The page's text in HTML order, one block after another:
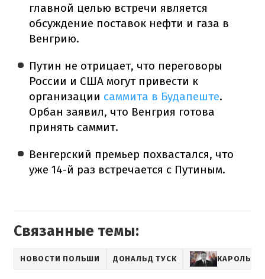
главной целью встречи является
обсуждение поставок нефти и газа в
Венгрию.
Путин не отрицает, что переговоры
России и США могут привести к
организации саммита в Будапеште.
Орбан заявил, что Венгрия готова
принять саммит.
Венгерский премьер похвастался, что
уже 14-й раз встречается с Путиным.
Связанные темы:
НОВОСТИ ПОЛЬШИ ДОНАЛЬД ТУСК КАРОЛЬ